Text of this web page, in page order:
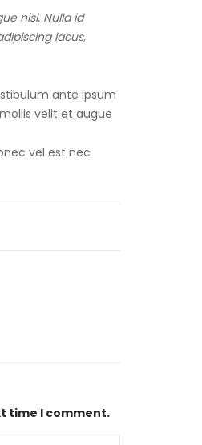
nisl. Nulla id
lacus,
ante ipsum
velit et augue
vel est nec
time I comment.